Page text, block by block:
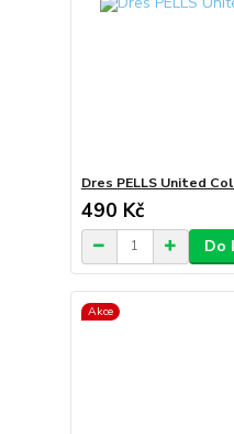
Dres PELLS United
490 Kč
Do
Akce